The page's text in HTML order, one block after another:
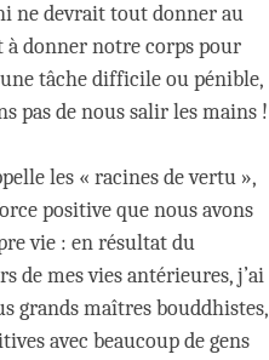
ne devrait tout donner au
donner notre corps pour
tâche difficile ou pénible,
pas de nous salir les mains !
les « racines de vertu »,
positive que nous avons
vie : en résultat du
de mes vies antérieures, j’ai
grands maîtres bouddhistes,
avec beaucoup de gens